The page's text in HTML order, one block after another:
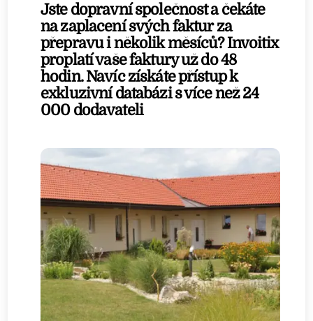
Jste dopravní společnost a čekáte
na zaplacení svých faktur za
přepravu i několik měsíců? Invoitix
proplatí vaše faktury už do 48
hodin. Navíc získáte přístup k
exkluzivní databázi s více než 24
000 dodavateli